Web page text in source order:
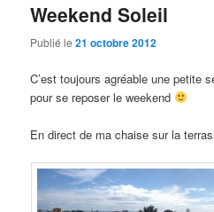
Weekend Soleil
Publié le21 octobre 2012
C’est toujours agréable une petite
pour se reposer le weekend
En direct de ma chaise sur la